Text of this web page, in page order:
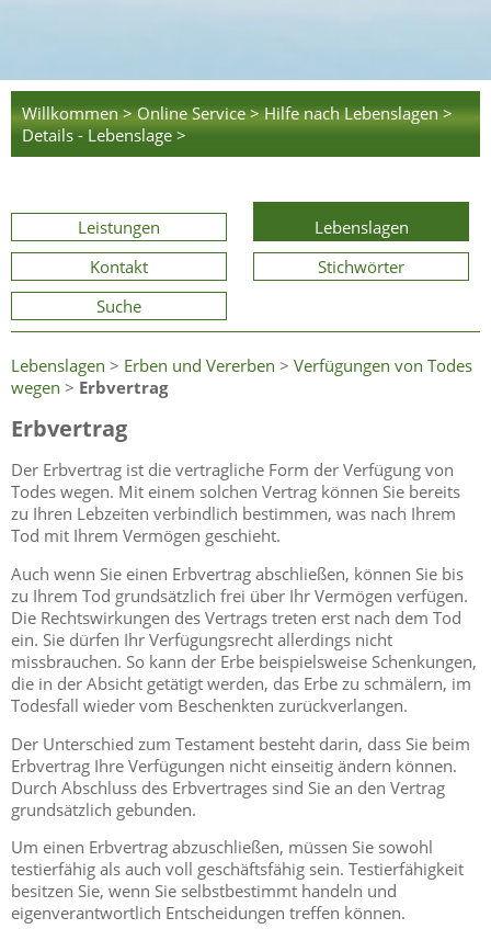
Willkommen > Online Service > Hilfe nach Lebenslagen >
Details - Lebenslage >
Leistungen
Lebenslagen
Kontakt
Stichwörter
Suche
Lebenslagen > Erben und Vererben > Verfügungen von Todes
wegen > Erbvertrag
Erbvertrag
Der Erbvertrag ist die vertragliche Form der Verfügung von
Todes wegen. Mit einem solchen Vertrag können Sie bereits
zu Ihren Lebzeiten verbindlich bestimmen, was nach Ihrem
Tod mit Ihrem Vermögen geschieht.
Auch wenn Sie einen Erbvertrag abschließen, können Sie bis
zu Ihrem Tod grundsätzlich frei über Ihr Vermögen verfügen.
Die Rechtswirkungen des Vertrags treten erst nach dem Tod
ein. Sie dürfen Ihr Verfügungsrecht allerdings nicht
missbrauchen. So kann der Erbe beispielsweise Schenkungen,
die in der Absicht getätigt werden, das Erbe zu schmälern, im
Todesfall wieder vom Beschenkten zurückverlangen.
Der Unterschied zum Testament besteht darin, dass Sie beim
Erbvertrag Ihre Verfügungen nicht einseitig ändern können.
Durch Abschluss des Erbvertrages sind Sie an den Vertrag
grundsätzlich gebunden.
Um einen Erbvertrag abzuschließen, müssen Sie sowohl
testierfähig als auch voll geschäftsfähig sein. Testierfähigkeit
besitzen Sie, wenn Sie selbstbestimmt handeln und
eigenverantwortlich Entscheidungen treffen können.